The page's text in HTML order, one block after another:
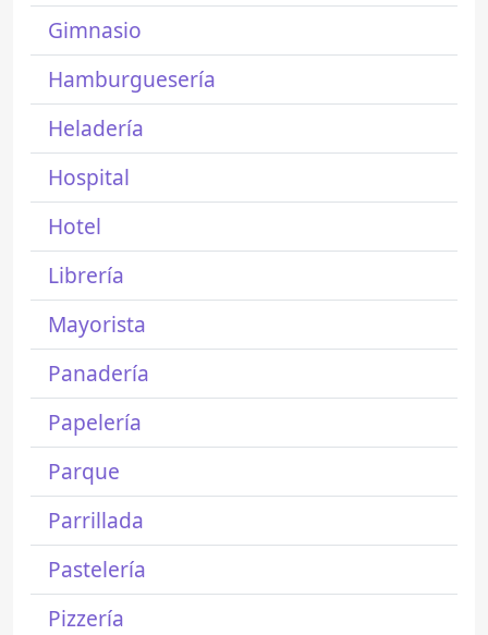
Gimnasio
Hamburguesería
Heladería
Hospital
Hotel
Librería
Mayorista
Panadería
Papelería
Parque
Parrillada
Pastelería
Pizzería